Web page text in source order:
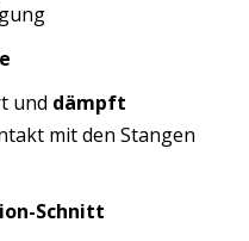
und dämpft
mit den Stangen
Schnitt